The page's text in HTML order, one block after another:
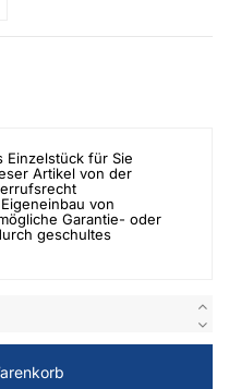
Einzelstück für Sie
Artikel von der
von
Garantie- oder
geschultes